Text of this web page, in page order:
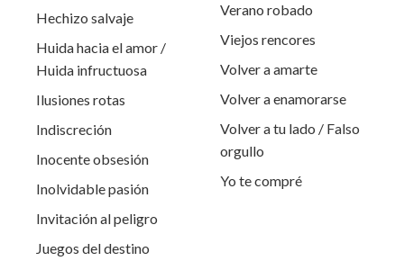
Hechizo salvaje
Huida hacia el amor /
Huida infructuosa
Ilusiones rotas
Indiscreción
Inocente obsesión
Inolvidable pasión
Invitación al peligro
Juegos del destino
Verano robado
Viejos rencores
Volver a amarte
Volver a enamorarse
Volver a tu lado / Falso
orgullo
Yo te compré